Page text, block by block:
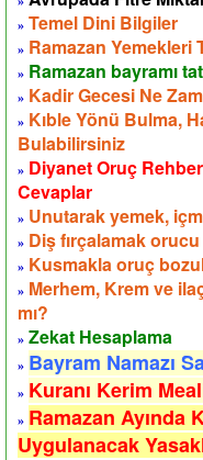
» Temel Dini Bilgiler
» Ramazan Yemekleri
» Ramazan bayramı
» Kadir Gecesi Ne
» Kıble Yönü Bulma,
Bulabilirsiniz
» Diyanet Oruç
Cevaplar
» Unutarak yemek,
» Diş fırçalamak orucu
» Kusmakla oruç
» Merhem, Krem ve
mı?
» Zekat Hesaplama
» Bayram Namazı
» Kuranı Kerim
» Ramazan Ayında
Uygulanacak